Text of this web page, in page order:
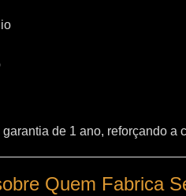
de 1 ano, reforçando a
Quem Fabrica